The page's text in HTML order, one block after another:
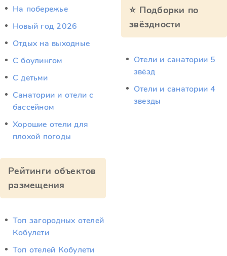
На побережье
Новый год 2026
Отдых на выходные
С боулингом
С детьми
Санатории и отели с
бассейном
Хорошие отели для
плохой погоды
Рейтинги объектов
размещения
Топ загородных отелей
Кобулети
Топ отелей Кобулети
⭐ Подборки по
звёздности
Отели и санатории 5
звёзд
Отели и санатории 4
звезды